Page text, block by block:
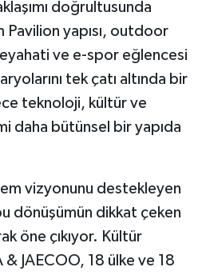
doğrultusunda
yapısı, outdoor
ve e-spor eğlencesi
tek çatı altında bir
teknoloji, kültür ve
daha bütünsel bir yapıda
vizyonunu destekleyen
dönüşümün dikkat çeken
öne çıkıyor. Kültür
JAECOO, 18 ülke ve 18